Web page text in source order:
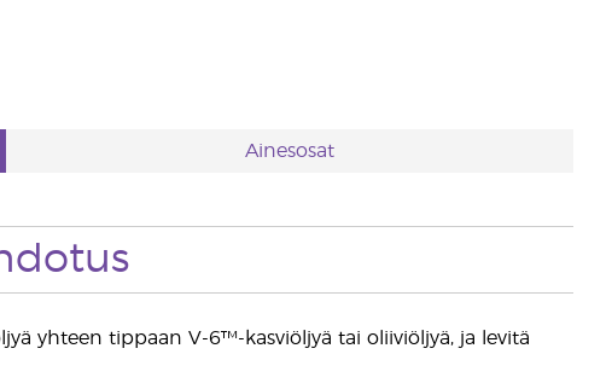
Ainesosat
yhteen tippaan V-6™-kasviöljyä tai oliiviöljyä, ja levitä